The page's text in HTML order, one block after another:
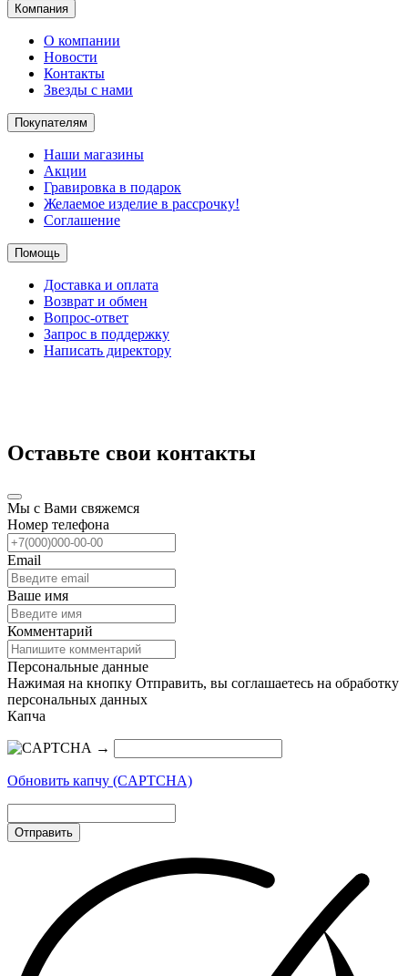
Компания
О компании
Новости
Контакты
Звезды с нами
Покупателям
Наши магазины
Акции
Гравировка в подарок
Желаемое изделие в рассрочку!
Соглашение
Помощь
Доставка и оплата
Возврат и обмен
Вопрос-ответ
Запрос в поддержку
Написать директору
Оставьте свои контакты
Мы с Вами свяжемся
Номер телефона
Email
Ваше имя
Комментарий
Персональные данные
Нажимая на кнопку Отправить, вы соглашаетесь на обработку
персональных данных
Капча
→
Обновить капчу (CAPTCHA)
Отправить